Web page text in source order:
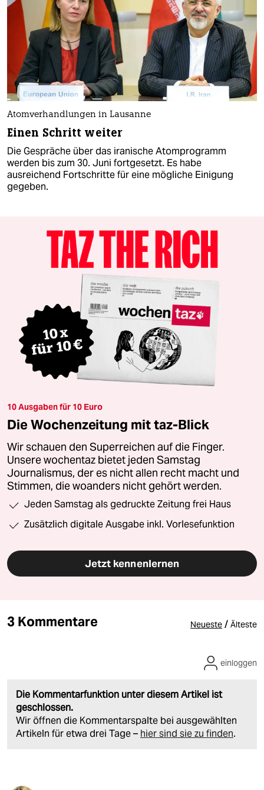
Atomverhandlungen in Lausanne
Einen Schritt weiter
Die Gespräche über das iranische Atomprogramm
werden bis zum 30. Juni fortgesetzt. Es habe
ausreichend Fortschritte für eine mögliche Einigung
gegeben.
10 Ausgaben für 10 Euro
Die Wochenzeitung mit taz-Blick
Wir schauen den Superreichen auf die Finger.
Unsere wochentaz bietet jeden Samstag
Journalismus, der es nicht allen recht macht und
Stimmen, die woanders nicht gehört werden.
Jeden Samstag als gedruckte Zeitung frei Haus
Zusätzlich digitale Ausgabe inkl. Vorlesefunktion
Jetzt kennenlernen
3 Kommentare Neueste / Älteste
Die Kommentarfunktion unter diesem Artikel ist
geschlossen.
Wir öffnen die Kommentarspalte bei ausgewählten
Artikeln für etwa drei Tage – hier sind sie zu finden.
einloggen